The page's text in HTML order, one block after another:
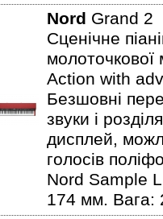
Nord Grand 2
Сценічне
Action with
Безшовні
звуки і
дисплей,
голосів
Nord Sample
174 мм. Вага: